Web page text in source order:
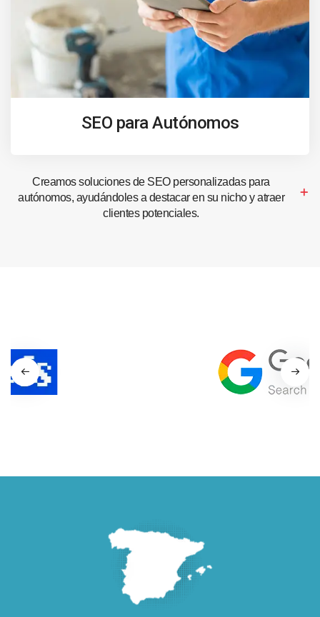
SEO para Autónomos
Creamos soluciones de SEO personalizadas para
autónomos, ayudándoles a destacar en su nicho y atraer
clientes potenciales.